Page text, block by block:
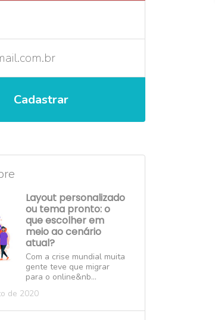
Layout personalizado
ou tema pronto: o
que escolher em
meio ao cenário
atual?
Com a crise mundial muita
gente teve que migrar
para o online&nb...
de 2020